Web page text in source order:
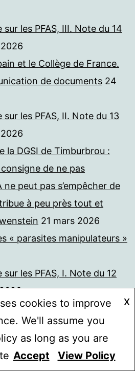
les PFAS, III. Note du 14
et le Collège de France.
de documents 24
les PFAS, II. Note du 13
la DGSI de Timburbrou :
de ne pas
ne peut pas s’empêcher de
à peu près tout et
21 mars 2026
« parasites manipulateurs »
les PFAS, I. Note du 12
2026
2026
grafo 12 mars 2026
mars 2026
cookies to improve
We'll assume you
as long as you are
X
Accept View Policy
Mode sombre :